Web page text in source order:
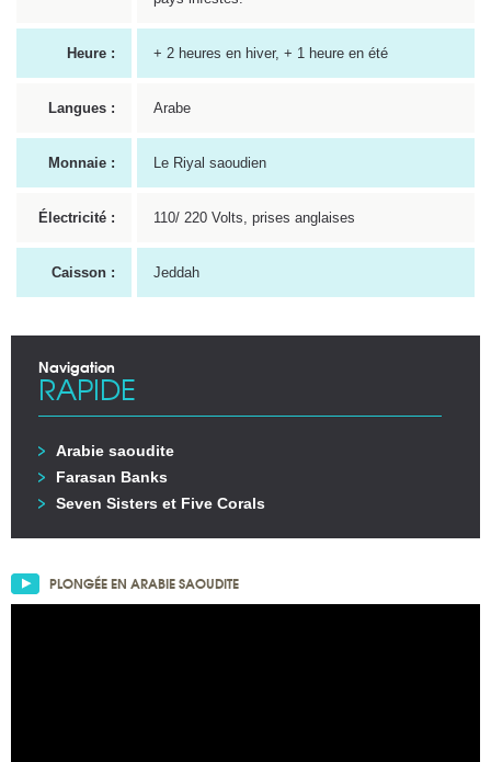
Heure : + 2 heures en hiver, + 1 heure en été
Langues : Arabe
Monnaie : Le Riyal saoudien
Électricité : 110/ 220 Volts, prises anglaises
Caisson : Jeddah
Navigation
RAPIDE
Arabie saoudite
Farasan Banks
Seven Sisters et Five Corals
PLONGÉE EN ARABIE SAOUDITE